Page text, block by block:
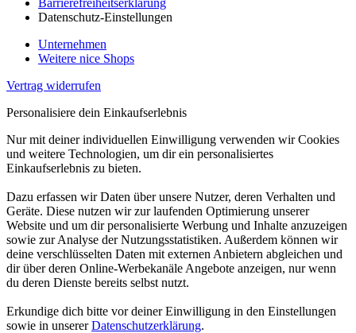
Datenschutz-Einstellungen
Unternehmen
Weitere nice Shops
Vertrag widerrufen
Personalisiere dein Einkaufserlebnis
Nur mit deiner individuellen Einwilligung verwenden wir Cookies
und weitere Technologien, um dir ein personalisiertes
Einkaufserlebnis zu bieten.
Dazu erfassen wir Daten über unsere Nutzer, deren Verhalten und
Geräte. Diese nutzen wir zur laufenden Optimierung unserer
Website und um dir personalisierte Werbung und Inhalte anzuzeigen
sowie zur Analyse der Nutzungsstatistiken. Außerdem können wir
deine verschlüsselten Daten mit externen Anbietern abgleichen und
dir über deren Online-Werbekanäle Angebote anzeigen, nur wenn
du deren Dienste bereits selbst nutzt.
Erkundige dich bitte vor deiner Einwilligung in den Einstellungen
sowie in unsererDatenschutzerklärung.